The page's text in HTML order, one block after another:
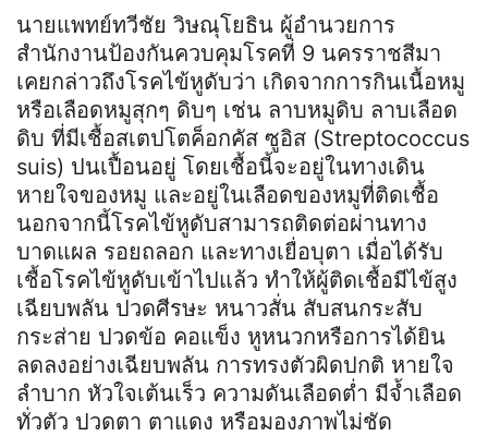
นายแพทย์ทวีชัย วิษณุโยธิน ผู้อำนวยการ
สำนักงานป้องกันควบคุมโรคที่ 9 นครราชสีมา
เคยกล่าวถึงโรคไข้หูดับว่า เกิดจากการกินเนื้อหมู
หรือเลือดหมูสุกๆ ดิบๆ เช่น ลาบหมูดิบ ลาบเลือด
ดิบ ที่มีเชื้อสเตปโตค็อกคัส ซูอิส (Streptococcus
suis) ปนเปื้อนอยู่ โดยเชื้อนี้จะอยู่ในทางเดิน
หายใจของหมู และอยู่ในเลือดของหมูที่ติดเชื้อ
นอกจากนี้โรคไข้หูดับสามารถติดต่อผ่านทาง
บาดแผล รอยถลอก และทางเยื่อบุตา เมื่อได้รับ
เชื้อโรคไข้หูดับเข้าไปแล้ว ทำให้ผู้ติดเชื้อมีไข้สูง
เฉียบพลัน ปวดศีรษะ หนาวสั่น สับสนกระสับ
กระส่าย ปวดข้อ คอแข็ง หูหนวกหรือการได้ยิน
ลดลงอย่างเฉียบพลัน การทรงตัวผิดปกติ หายใจ
ลำบาก หัวใจเต้นเร็ว ความดันเลือดต่ำ มีจ้ำเลือด
ทั่วตัว ปวดตา ตาแดง หรือมองภาพไม่ชัด